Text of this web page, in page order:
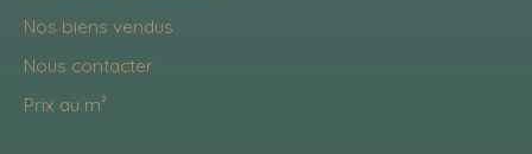
Nos biens vendus
Nous contacter
Prix au m²